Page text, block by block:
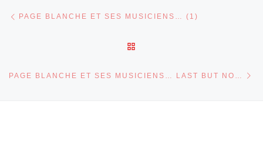
Parcourir les articles
PAGE BLANCHE ET SES MUSICIENS… (1)